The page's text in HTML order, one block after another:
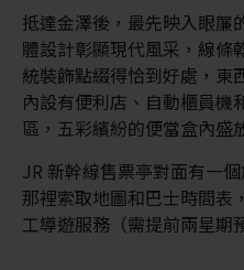
抵達金澤後，最先映入眼簾
體設計彰顯現代風采，線條
統裝飾點綴得恰到好處，東
內設有便利店、自動櫃員機
區，五彩繽紛的便當盒內盛
JR 新幹線售票亭對面有一
那裡索取地圖和巴士時間表
工導遊服務（需提前兩星期